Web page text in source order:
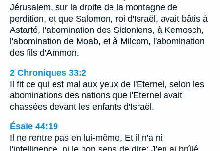
Jérusalem, sur la droite de la montagne de
perdition, et que Salomon, roi d'Israël, avait bâtis à
Astarté, l'abomination des Sidoniens, à Kemosch,
l'abomination de Moab, et à Milcom, l'abomination
des fils d'Ammon.
2 Chroniques 33:2
Il fit ce qui est mal aux yeux de l'Eternel, selon les
abominations des nations que l'Eternel avait
chassées devant les enfants d'Israël.
Ésaïe 44:19
Il ne rentre pas en lui-même, Et il n'a ni